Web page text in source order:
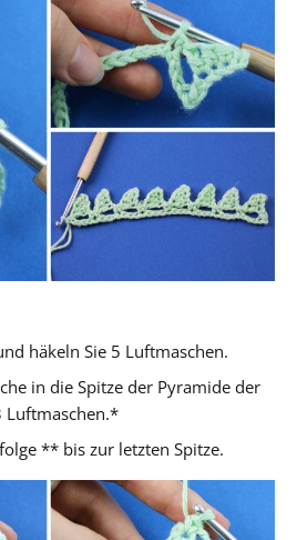
häkeln Sie 5 Luftmaschen.
in die Spitze der Pyramide der
Luftmaschen.*
** bis zur letzten Spitze.